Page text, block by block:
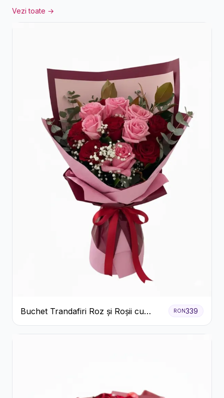
Vezi toate →
Buchet Trandafiri Roz și Roșii cu
Eucalipt și Gypsophila
RON339